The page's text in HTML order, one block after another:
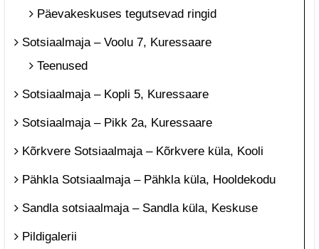
Päevakeskuses tegutsevad ringid
Sotsiaalmaja – Voolu 7, Kuressaare
Teenused
Sotsiaalmaja – Kopli 5, Kuressaare
Sotsiaalmaja – Pikk 2a, Kuressaare
Kõrkvere Sotsiaalmaja – Kõrkvere küla, Kooli
Pähkla Sotsiaalmaja – Pähkla küla, Hooldekodu
Sandla sotsiaalmaja – Sandla küla, Keskuse
Pildigalerii